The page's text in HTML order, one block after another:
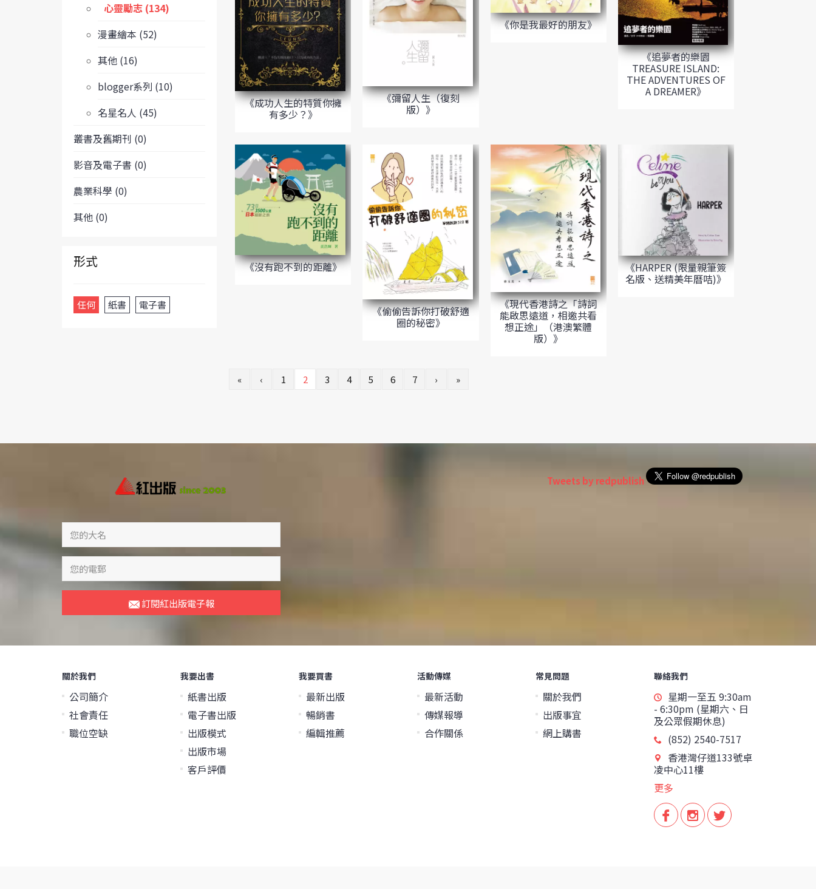
心靈勵志 (134)
漫畫繪本 (52)
其他 (16)
blogger系列 (10)
名星名人 (45)
叢書及舊期刊 (0)
影音及電子書 (0)
農業科學 (0)
其他 (0)
形式
任何 紙書 電子書
《成功人生的特質你擁
有多少？》
《彌留人生（復刻
版）》
《你是我最好的朋友》
《追夢者的樂園
TREASURE ISLAND:
THE ADVENTURES OF
A DREAMER》
《沒有跑不到的距離》
《偷偷告訴你打破舒適
圈的秘密》
《現代香港詩之「詩詞
能啟思遠道，相邀共看
想正途」（港澳繁體
版）》
《HARPER (限量親筆簽
名版、送精美年曆咭)》
« ‹ 1 2 3 4 5 6 7 › »
訂閱紅出版電子報
Tweets by redpublish
關於我們
公司簡介
社會責任
職位空缺
我要出書
紙書出版
電子書出版
出版模式
出版市場
客戶評價
我要買書
最新出版
暢銷書
編輯推薦
活動傳媒
最新活動
傳媒報導
合作關係
常見問題
關於我們
出版事宜
網上購書
聯絡我們
星期一至五 9:30am
- 6:30pm (星期六、日
及公眾假期休息)
(852) 2540-7517
香港灣仔道133號卓
凌中心11樓
更多